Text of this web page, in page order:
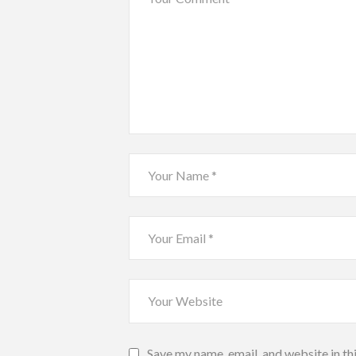
Save my name, email, and website in